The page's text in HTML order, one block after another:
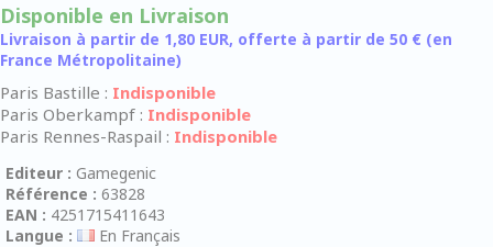
Disponible en Livraison
Livraison à partir de 1,80 EUR, offerte à partir de 50 € (en
France Métropolitaine)
Paris Bastille : Indisponible
Paris Oberkampf : Indisponible
Paris Rennes-Raspail : Indisponible
Editeur : Gamegenic
Référence : 63828
EAN : 4251715411643
Langue :
En Français